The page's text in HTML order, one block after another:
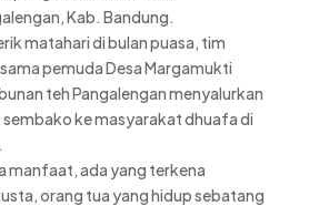
Kab. Bandung.
matahari di bulan puasa, tim
pemuda Desa Margamukti
teh Pangalengan menyalurkan
ke masyarakat dhuafa di
manfaat, ada yang terkena
orang tua yang hidup sebatang